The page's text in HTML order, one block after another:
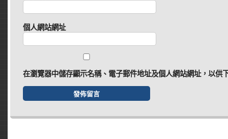
個人網站網址
在瀏覽器中儲存顯示名稱、電子郵件地址及個人網站網址，以供